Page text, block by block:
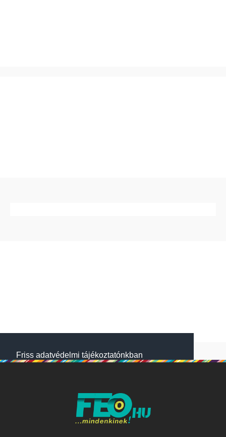
Friss adatvédelmi tájékoztatónkban
használunk a jobb működésért. A Website
NetSolution Média Zrt. 2018 május 25.
napjától hatályos adatkezelési tájékoztatóját